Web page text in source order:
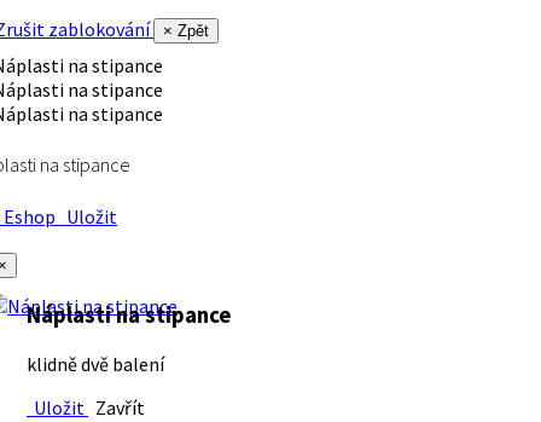
zablokování
× Zpět
na stipance
Uložit
Náplasti na stipance
klidně dvě balení
Uložit Zavřít